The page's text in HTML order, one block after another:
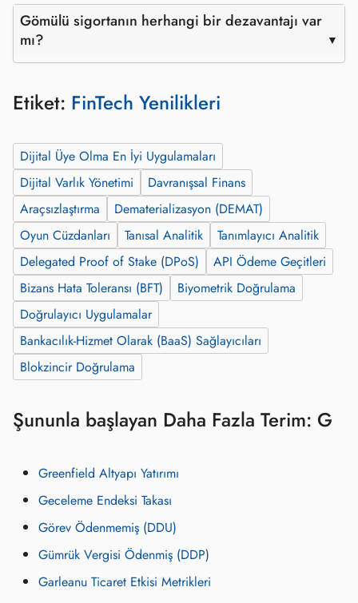
Gömülü sigortanın herhangi bir dezavantajı var
mı?
Etiket: FinTech Yenilikleri
Dijital Üye Olma En İyi Uygulamaları
Dijital Varlık Yönetimi
Davranışsal Finans
Araçsızlaştırma
Dematerializasyon (DEMAT)
Oyun Cüzdanları
Tanısal Analitik
Tanımlayıcı Analitik
Delegated Proof of Stake (DPoS)
API Ödeme Geçitleri
Bizans Hata Toleransı (BFT)
Biyometrik Doğrulama
Doğrulayıcı Uygulamalar
Bankacılık-Hizmet Olarak (BaaS) Sağlayıcıları
Blokzincir Doğrulama
Şununla başlayan Daha Fazla Terim: G
Greenfield Altyapı Yatırımı
Geceleme Endeksi Takası
Görev Ödenmemiş (DDU)
Gümrük Vergisi Ödenmiş (DDP)
Garleanu Ticaret Etkisi Metrikleri